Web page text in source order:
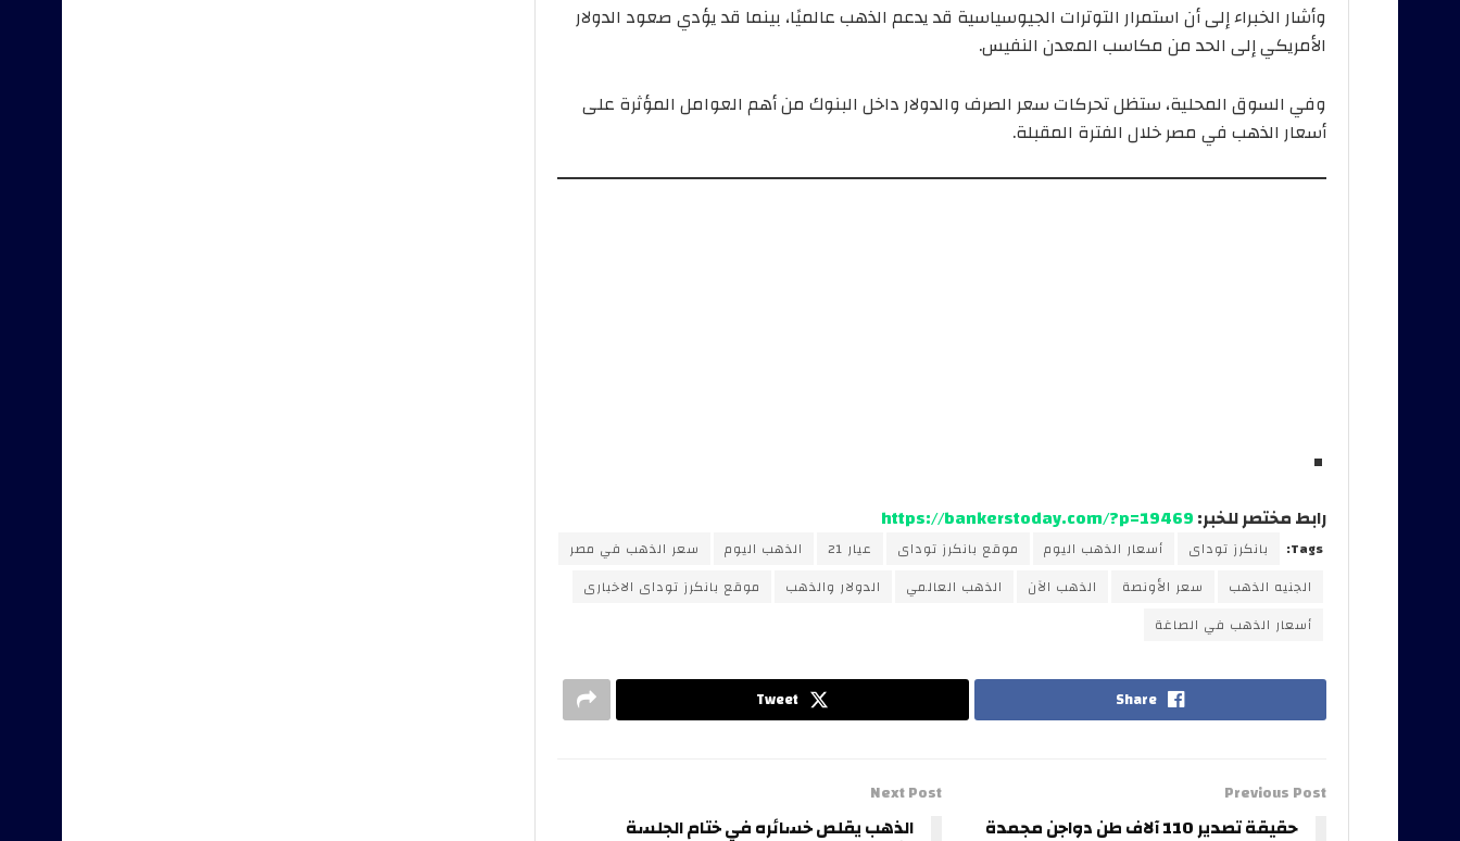
وأشار الخبراء إلى أن استمرار التوترات الجيوسياسية قد يدعم الذهب عالميًا، بينما قد يؤدي صعود الدولار
الأمريكي إلى الحد من مكاسب المعدن النفيس.
وفي السوق المحلية، ستظل تحركات سعر الصرف والدولار داخل البنوك من أهم العوامل المؤثرة على
أسعار الذهب في مصر خلال الفترة المقبلة.
رابط مختصر للخبر:https://bankerstoday.com/?p=19469
Tags: بانكرز توداى أسعار الذهب اليوم موقع بانكرز توداى عيار 21 الذهب اليوم
سعر الذهب في مصر
الجنيه الذهب
سعر الأونصة الذهب الآن الذهب العالمي الدولار والذهب
موقع بانكرز توداى الاخبارى
أسعار الذهب في الصاغة
Share
Tweet
Previous Post
حقيقة تصدير 110 آلاف طن دواجن مجمدة
Next Post
الذهب يقلص خسائره في ختام الجلسة